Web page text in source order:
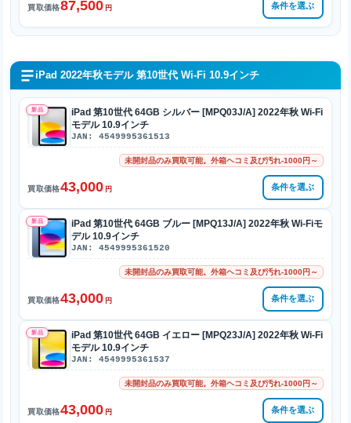
買取価格87,500 円 条件を選ぶ
iPad 2022年秋モデル 第10世代 Wi-Fi 10.9インチ
新品
iPad 第10世代 64GB シルバー [MPQ03J/A] 2022年秋 Wi-Fi
モデル 10.9インチ
JAN: 4549995361513
未開封品のみ買取可能。外箱ヘコミ及び汚れ-1000円～
買取価格43,000 円 条件を選ぶ
新品
iPad 第10世代 64GB ブルー [MPQ13J/A] 2022年秋 Wi-Fiモ
デル 10.9インチ
JAN: 4549995361520
未開封品のみ買取可能。外箱ヘコミ及び汚れ-1000円～
買取価格43,000 円 条件を選ぶ
新品
iPad 第10世代 64GB イエロー [MPQ23J/A] 2022年秋 Wi-Fi
モデル 10.9インチ
JAN: 4549995361537
未開封品のみ買取可能。外箱ヘコミ及び汚れ-1000円～
買取価格43,000 円 条件を選ぶ